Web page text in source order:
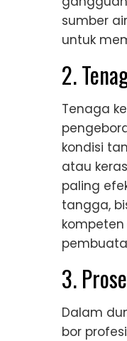
sumber
untuk
2.
Tenaga
kondisi
atau
paling
tangga,
3.
Dalam
bor